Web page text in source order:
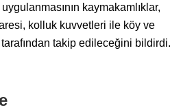
kaymakamlıklar,
kolluk kuvvetleri ile köy ve
tarafından takip edileceğini bildirdi.